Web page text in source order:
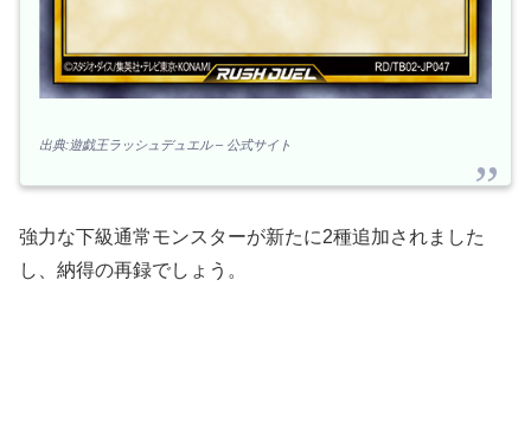
出典:遊戯王ラッシュデュエル – 公式サイト
強力な下級通常モンスターが新たに2種追加されました
し、納得の再録でしょう。